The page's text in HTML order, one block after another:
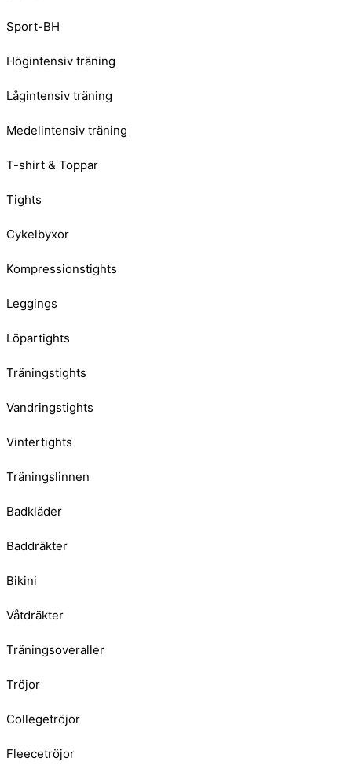
Sport-BH
Högintensiv träning
Lågintensiv träning
Medelintensiv träning
T-shirt & Toppar
Tights
Cykelbyxor
Kompressionstights
Leggings
Löpartights
Träningstights
Vandringstights
Vintertights
Träningslinnen
Badkläder
Baddräkter
Bikini
Våtdräkter
Träningsoveraller
Tröjor
Collegetröjor
Fleecetröjor